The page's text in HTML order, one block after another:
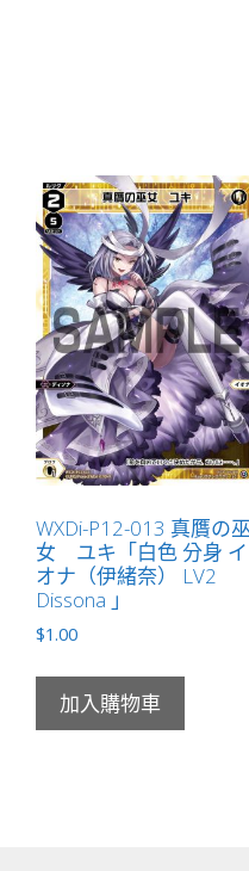
WXDi-P12-013 真贋の巫
女 ユキ「白色 分身 イ
オナ（伊緒奈） LV2
Dissona 」
$1.00
加入購物車